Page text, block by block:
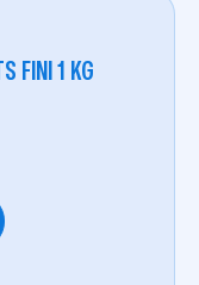
FINI 1 KG